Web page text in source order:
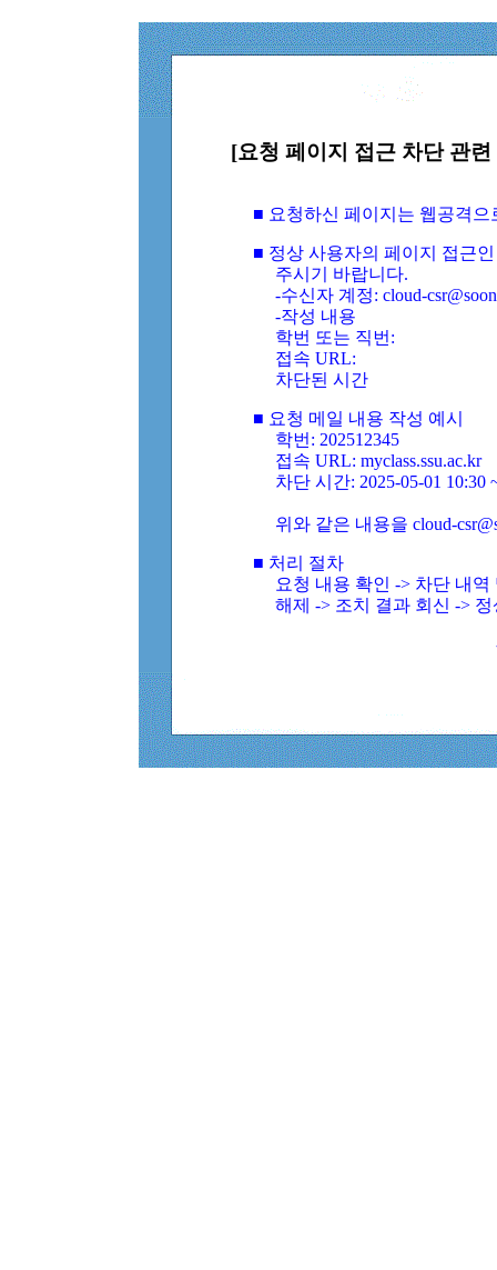
[요청 페이지 접근 차단 관
■ 요청하신 페이지는 웹공격
■ 정상 사용자의 페이지 접근
주시기 바랍니다.
-수신자 계정: cloud-
-작성 내용
학번 또는 직번:
접속 URL:
차단된 시간
■ 요청 메일 내용 작성 예시
학번: 202512345
접속 URL: myclass.ssu.ac.kr
차단 시간: 2025-05-01 10:30
위와 같은 내용을 cloud-
■ 처리 절차
요청 내용 확인 -> 차단 내
해제 -> 조치 결과 회신 ->